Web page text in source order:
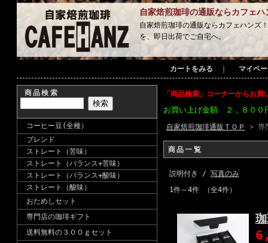
自家焙煎珈琲の通販ならカフェハ
自家焙煎珈琲の通販ならカフェハンズ
を、即日出荷でご自宅へ。
カートをみる マイペ
商品検索
コーヒー豆(全種）
ブレンド
ストレート（苦味）
ストレート（バランス+苦味）
ストレート（バランス+酸味）
ストレート（酸味）
おためしセット
専門店の珈琲ギフト
送料無料の３００ｇセット
「商品検索」コーナーからお買
お買い上げ金額 ２，８００
自家焙煎珈琲通販ＴＯＰ > 専
商品一覧
説明付き / 写真のみ
1件～4件 （全4件）